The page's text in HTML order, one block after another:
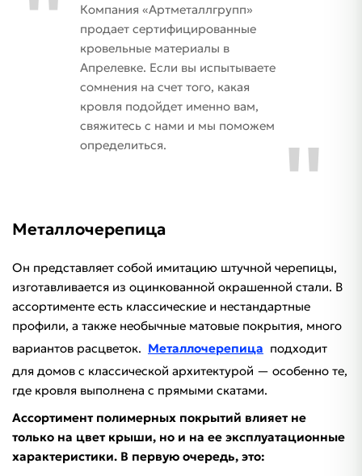
Компания «Артметаллгрупп»
продает сертифицированные
кровельные материалы в
Апрелевке. Если вы испытываете
сомнения на счет того, какая
кровля подойдет именно вам,
свяжитесь с нами и мы поможем
определиться.
Металлочерепица
Он представляет собой имитацию штучной черепицы,
изготавливается из оцинкованной окрашенной стали. В
ассортименте есть классические и нестандартные
профили, а также необычные матовые покрытия, много
вариантов расцветок. Металлочерепица подходит
для домов с классической архитектурой — особенно те,
где кровля выполнена с прямыми скатами.
Ассортимент полимерных покрытий влияет не
только на цвет крыши, но и на ее эксплуатационные
характеристики. В первую очередь, это: